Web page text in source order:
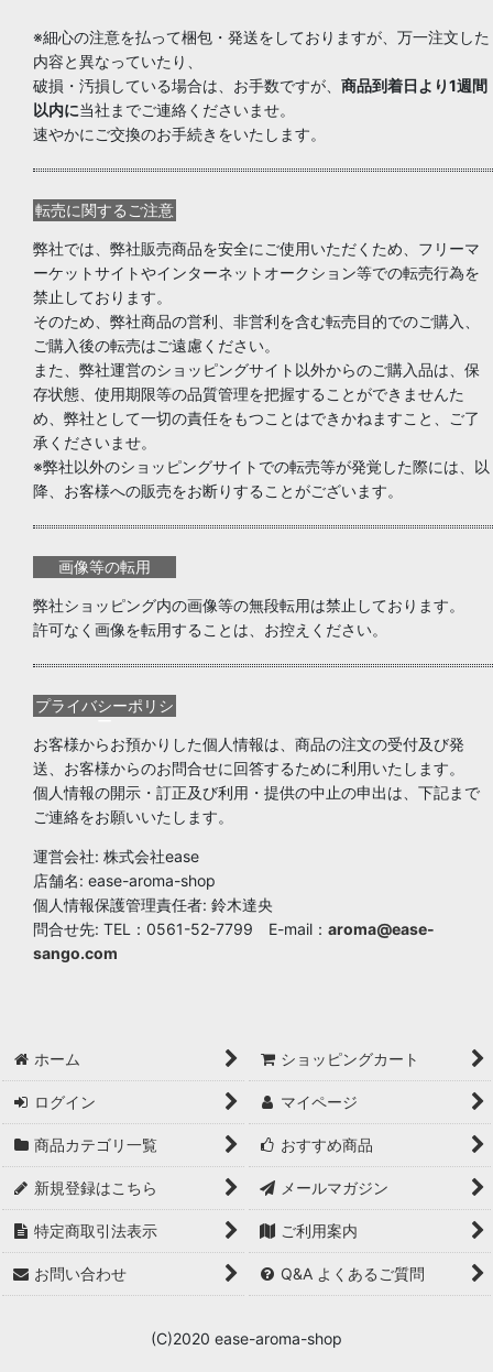
※細心の注意を払って梱包・発送をしておりますが、万一注文した
内容と異なっていたり、
破損・汚損している場合は、お手数ですが、 商品到着日より1週間
以内に当社までご連絡くださいませ。
速やかにご交換のお手続きをいたします。
転売に関するご注意
弊社では、弊社販売商品を安全にご使用いただくため、フリーマ
ーケットサイトやインターネットオークション等での転売行為を
禁止しております。
そのため、弊社商品の営利、非営利を含む転売目的でのご購入、
ご購入後の転売はご遠慮ください。
また、弊社運営のショッピングサイト以外からのご購入品は、保
存状態、使用期限等の品質管理を把握することができませんた
め、弊社として一切の責任をもつことはできかねますこと、ご了
承くださいませ。
※弊社以外のショッピングサイトでの転売等が発覚した際には、以
降、お客様への販売をお断りすることがございます。
画像等の転用
弊社ショッピング内の画像等の無段転用は禁止しております。
許可なく画像を転用することは、お控えください。
プライバシーポリシ
ー
お客様からお預かりした個人情報は、商品の注文の受付及び発
送、お客様からのお問合せに回答するために利用いたします。
個人情報の開示・訂正及び利用・提供の中止の申出は、下記まで
ご連絡をお願いいたします。
運営会社: 株式会社ease
店舗名: ease-aroma-shop
個人情報保護管理責任者: 鈴木達央
問合せ先: TEL：0561-52-7799 E-mail： aroma@ease-
sango.com
ホーム ショッピングカート
ログイン マイページ
商品カテゴリ一覧 おすすめ商品
新規登録はこちら メールマガジン
特定商取引法表示 ご利用案内
お問い合わせ Q&A よくあるご質問
(C)2020 ease-aroma-shop